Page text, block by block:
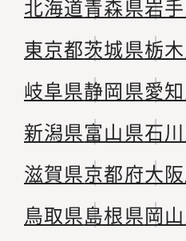
北海道青森県岩
東京都茨城県栃
岐阜県静岡県愛
新潟県富山県石
滋賀県京都府大
鳥取県島根県岡